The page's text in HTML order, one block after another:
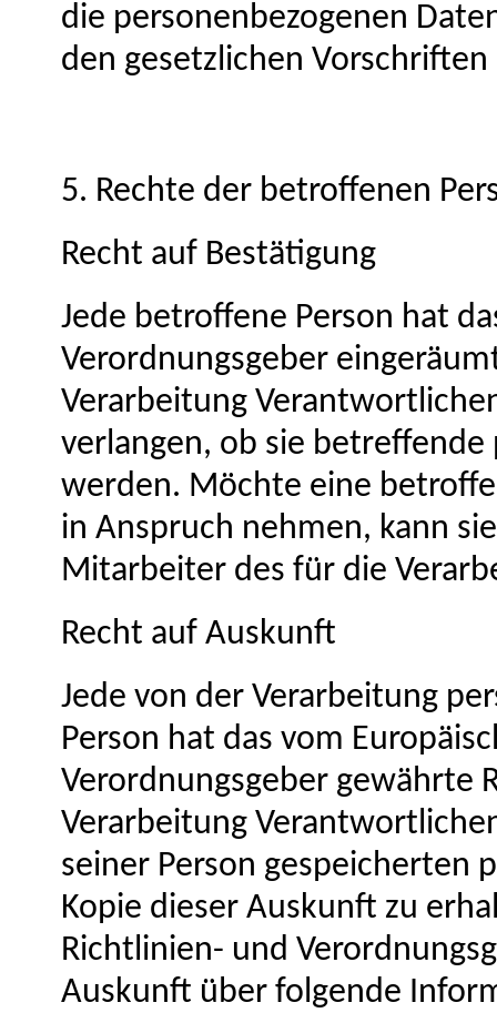
die personenbezogenen
den gesetzlichen
5. Rechte der betroffenen
Recht auf Bestätigung
Jede betroffene Person hat
Verordnungsgeber
Verarbeitung
verlangen, ob sie
werden. Möchte eine
in Anspruch nehmen, kann
Mitarbeiter des für die
Recht auf Auskunft
Jede von der Verarbeitung
Person hat das vom
Verordnungsgeber gewährte
Verarbeitung
seiner Person gespeicherten
Kopie dieser Auskunft zu
Richtlinien- und
Auskunft über folgende